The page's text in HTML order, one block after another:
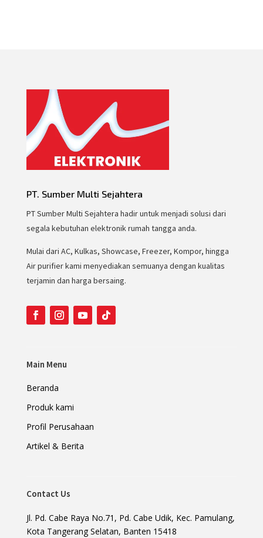
PT. Sumber Multi Sejahtera
PT Sumber Multi Sejahtera hadir untuk menjadi solusi dari
segala kebutuhan elektronik rumah tangga anda.
Mulai dari AC, Kulkas, Showcase, Freezer, Kompor, hingga
Air purifier kami menyediakan semuanya dengan kualitas
terjamin dan harga bersaing.
Main Menu
Beranda
Produk kami
Profil Perusahaan
Artikel & Berita
Contact Us
Jl. Pd. Cabe Raya No.71, Pd. Cabe Udik, Kec. Pamulang,
Kota Tangerang Selatan, Banten 15418